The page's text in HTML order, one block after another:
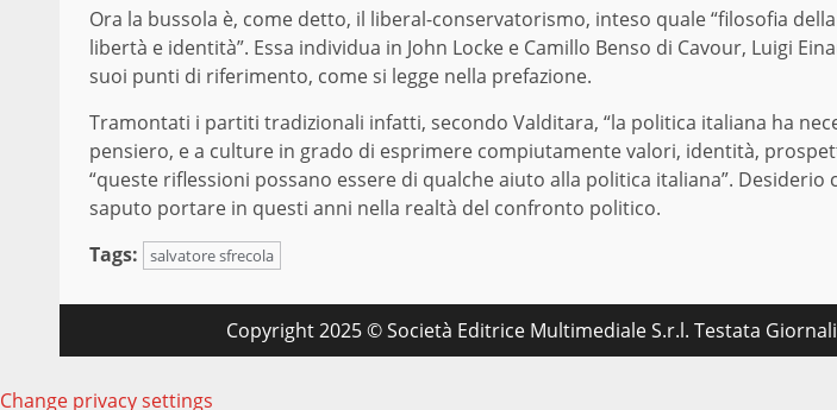
Ora la bussola è, come detto, il liberal-conservatorismo, inteso quale “filosofia
libertà e identità”. Essa individua in John Locke e Camillo Benso di Cavour, Luigi
suoi punti di riferimento, come si legge nella prefazione.
Tramontati i partiti tradizionali infatti, secondo Valditara, “la politica italiana ha
pensiero, e a culture in grado di esprimere compiutamente valori, identità,
“queste riflessioni possano essere di qualche aiuto alla politica italiana”. Desiderio
saputo portare in questi anni nella realtà del confronto politico.
Tags:
salvatore sfrecola
Copyright 2025 © Società Editrice Multimediale S.r.l. Testata
Change privacy settings